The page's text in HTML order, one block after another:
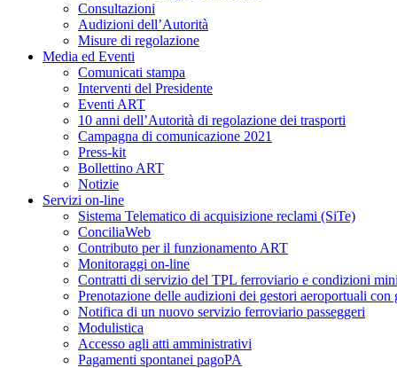
Consultazioni
Audizioni dell’Autorità
Misure di regolazione
Media ed Eventi
Comunicati stampa
Interventi del Presidente
Eventi ART
10 anni dell’Autorità di regolazione dei trasporti
Campagna di comunicazione 2021
Press-kit
Bollettino ART
Notizie
Servizi on-line
Sistema Telematico di acquisizione reclami (SiTe)
ConciliaWeb
Contributo per il funzionamento ART
Monitoraggi on-line
Contratti di servizio del TPL ferroviario e condizioni
Prenotazione delle audizioni dei gestori aeroportuali con
Notifica di un nuovo servizio ferroviario passeggeri
Modulistica
Accesso agli atti amministrativi
Pagamenti spontanei pagoPA